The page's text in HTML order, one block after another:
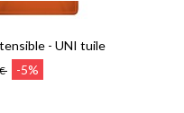
- UNI tuile
-5%